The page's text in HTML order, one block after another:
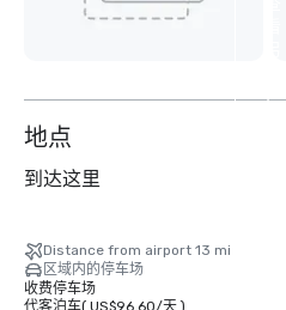
7
地点
到达这里
Distance from airport 13 mi
区域内的停车场
收费停车场